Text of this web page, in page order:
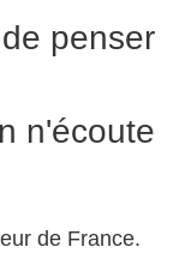
penser
n'écoute
de France.